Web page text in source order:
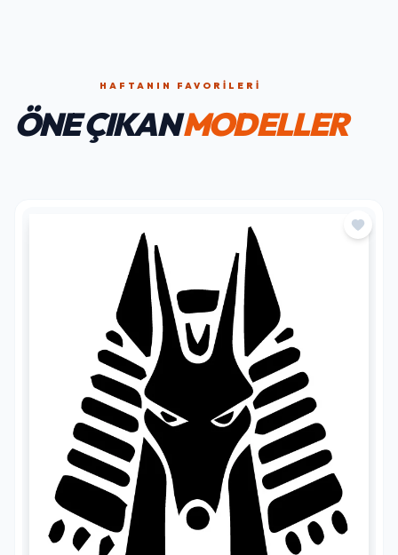
HAFTANIN FAVORILERI
ÖNE ÇIKANMODELLER